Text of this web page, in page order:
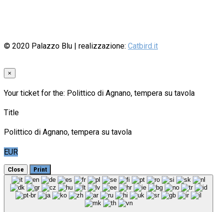
© 2020 Palazzo Blu | realizzazione: Catbird.it
×
Your ticket for the: Polittico di Agnano, tempera su tavola
Title
Polittico di Agnano, tempera su tavola
EUR
Close Print